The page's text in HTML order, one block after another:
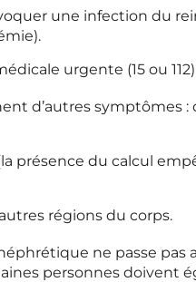
une infection du
urgente (15 ou
d’autres symptômes :
présence du calcul
régions du corps.
ne passe pas
personnes doivent